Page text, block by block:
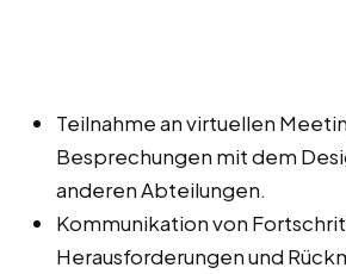
Teilnahme an virtuellen
Besprechungen mit dem
anderen Abteilungen.
Kommunikation von
Herausforderungen und